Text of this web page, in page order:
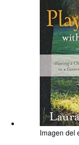
Imagen del